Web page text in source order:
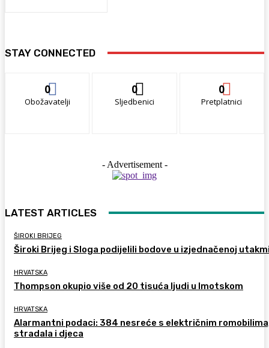
STAY CONNECTED
0
Obožavatelji
0
Sljedbenici
0
Pretplatnici
- Advertisement -
LATEST ARTICLES
ŠIROKI BRIJEG
Široki Brijeg i Sloga podijelili bodove u izjednačenoj
HRVATSKA
Thompson okupio više od 20 tisuća ljudi u Imotskom
HRVATSKA
Alarmantni podaci: 384 nesreće s električnim
stradala i djeca